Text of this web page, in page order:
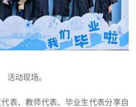
活动现场。
表、教师代表、毕业生代表分享自